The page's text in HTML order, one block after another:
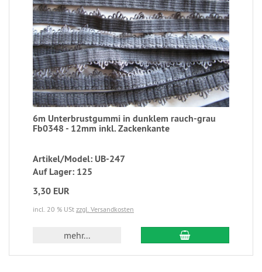
6m Unterbrustgummi in dunklem rauch-grau
Fb0348 - 12mm inkl. Zackenkante
Artikel/Model: UB-247
Auf Lager: 125
3,30 EUR
incl. 20 % USt zzgl. Versandkosten
mehr...